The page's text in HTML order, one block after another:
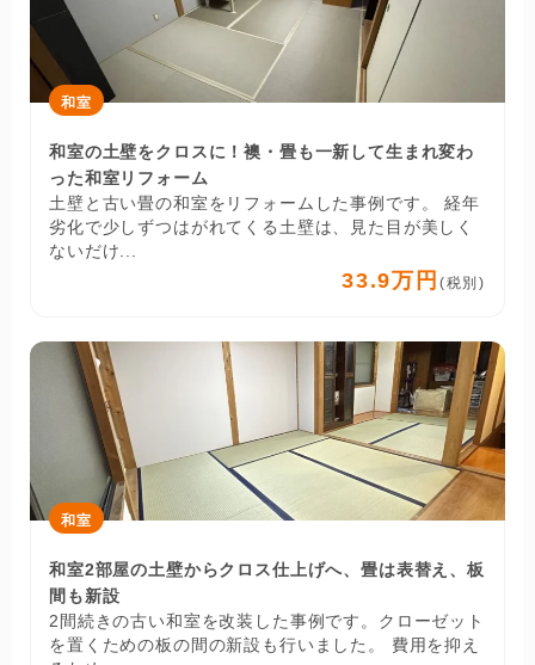
和室
和室の土壁をクロスに！襖・畳も一新して生まれ変わ
った和室リフォーム
土壁と古い畳の和室をリフォームした事例です。 経年
劣化で少しずつはがれてくる土壁は、見た目が美しく
ないだけ...
33.9万円 (税別)
和室
和室2部屋の土壁からクロス仕上げへ、畳は表替え、板
間も新設
2間続きの古い和室を改装した事例です。クローゼット
を置くための板の間の新設も行いました。 費用を抑え